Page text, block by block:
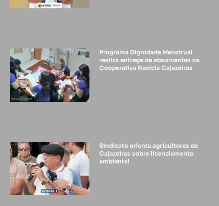
Programa Dignidade Menstrual
realiza entrega de absorventes na
Cooperativa Recicla Cajazeiras
Sindicato orienta agricultores de
Cajazeiras sobre licenciamento
ambiental